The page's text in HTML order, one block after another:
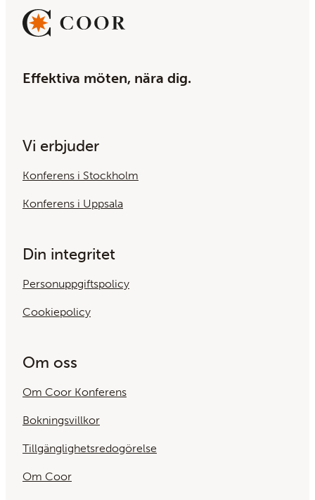
Effektiva möten, nära dig.
Vi erbjuder
Konferens i Stockholm
Konferens i Uppsala
Din integritet
Personuppgiftspolicy
Cookiepolicy
Om oss
Om Coor Konferens
Bokningsvillkor
Tillgänglighetsredogörelse
Om Coor